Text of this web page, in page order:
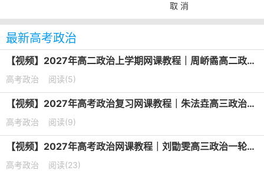
取 消
最新高考政治
【视频】2027年高二政治上学期网课教程｜周峤矞高二政治暑假班视频教程
高考政治 阅读(5)
【视频】2027年高考政治复习网课教程｜朱法垚高三政治一轮复习暑假班视频教程
高考政治 阅读(9)
【视频】2027年高考政治网课教程｜刘勖雯高三政治一轮复习视频教程
高考政治 阅读(23)